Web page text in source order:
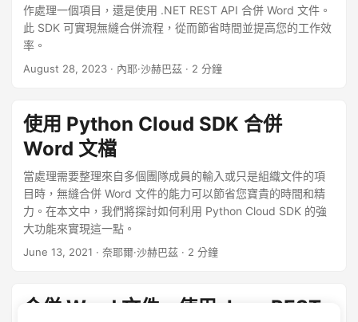
作處理一個項目，還是使用 .NET REST API 合併 Word 文件。
此 SDK 可實現無縫合併流程，從而節省時間並提高您的工作效
率。
August 28, 2023 · 內耶·沙赫巴茲 · 2 分鐘
使用 Python Cloud SDK 合併
Word 文檔
當處理需要整理來自多個團隊成員的輸入或只是組織文件的項
目時，無縫合併 Word 文件的能力可以節省您寶貴的時間和精
力。在本文中，我們將探討如何利用 Python Cloud SDK 的強
大功能來實現這一點。
June 13, 2021 · 奈耶爾·沙赫巴茲 · 2 分鐘
合併 Word 文件 - 使用 Java REST